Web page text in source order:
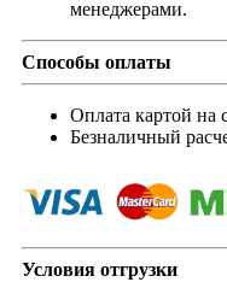
менеджерами.
Способы оплаты
Оплата картой на
Безналичный
Условия отгрузки